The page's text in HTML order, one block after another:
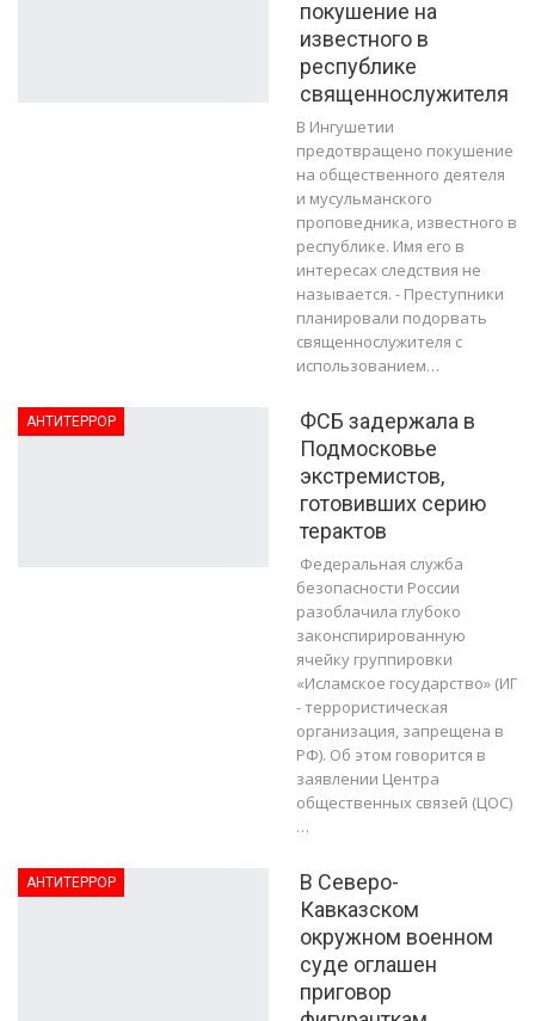
покушение на
известного в
республике
священнослужителя
В Ингушетии
предотвращено покушение
на общественного деятеля
и мусульманского
проповедника, известного в
республике. Имя его в
интересах следствия не
называется. - Преступники
планировали подорвать
священнослужителя с
использованием…
АНТИТЕРРОР
ФСБ задержала в
Подмосковье
экстремистов,
готовивших серию
терактов
Федеральная служба
безопасности России
разоблачила глубоко
законспирированную
ячейку группировки
«Исламское государство» (ИГ
- террористическая
организация, запрещена в
РФ). Об этом говорится в
заявлении Центра
общественных связей (ЦОС)
…
АНТИТЕРРОР
В Северо-
Кавказском
окружном военном
суде оглашен
приговор